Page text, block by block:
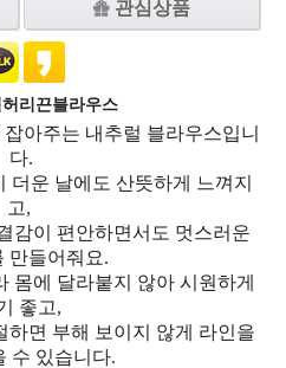
관심상품
리끈블라우스
아주는 내추럴 블라우스입니
다.
더운 날에도 산뜻하게 느껴지
고,
감이 편안하면서도 멋스러운
만들어줘요.
몸에 달라붙지 않아 시원하게
좋고,
하면 부해 보이지 않게 라인을
수 있습니다.